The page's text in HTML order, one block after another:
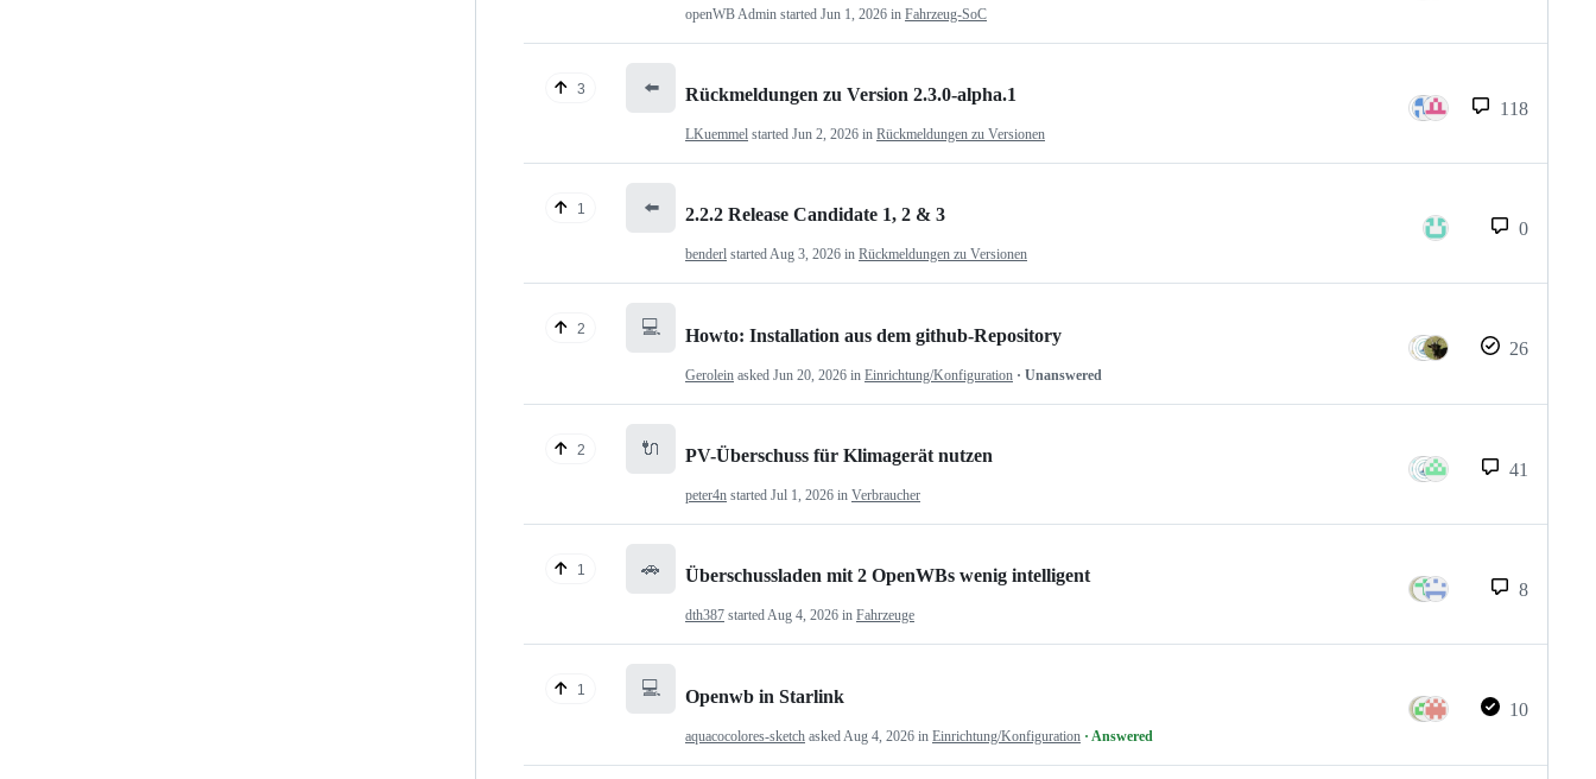
openWB Admin started Jun 1, 2026 in Fahrzeug-SoC
3 ⬅️ Rückmeldungen zu Version 2.3.0-alpha.1
LKuemmel started Jun 2, 2026 in Rückmeldungen zu Versionen
118
1 ⬅️ 2.2.2 Release Candidate 1, 2 & 3
benderl startedAug 3, 2026 in Rückmeldungen zu Versionen
0
2 💻 Howto: Installation aus dem github-Repository
Gerolein asked Jun 20, 2026 in Einrichtung/Konfiguration · Unanswered
26
2 🔌 PV-Überschuss für Klimagerät nutzen
peter4n started Jul 1, 2026 in Verbraucher
41
1 🚗 Überschussladen mit 2 OpenWBs wenig intelligent
dth387 startedAug 4, 2026 in Fahrzeuge
8
1 💻 Openwb in Starlink
aquacocolores-sketch asked Aug 4, 2026 in Einrichtung/Konfiguration · Answered
10